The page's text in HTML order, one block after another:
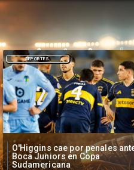
Operadores de apuestas
piden acelerar regulación en
Chile
NACIONAL